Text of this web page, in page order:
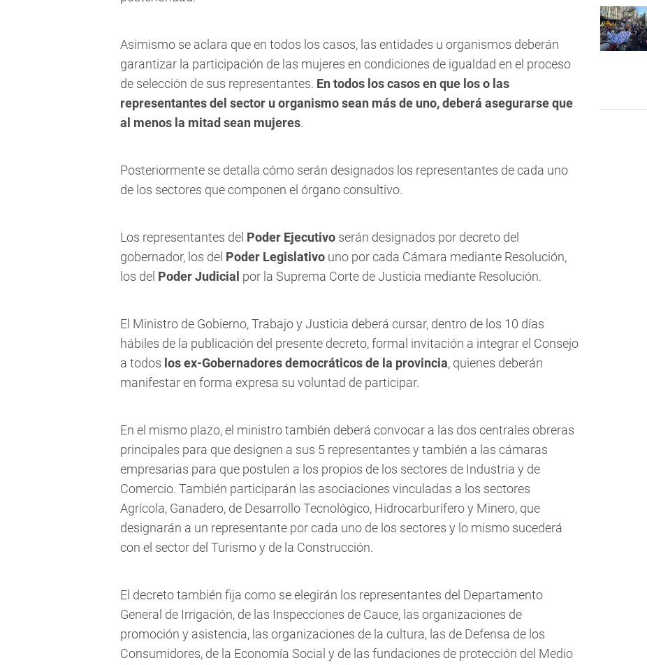
Asimismo se aclara que en todos los casos, las entidades u organismos deberán
garantizar la participación de las mujeres en condiciones de igualdad en el proceso
de selección de sus representantes. En todos los casos en que los o las
representantes del sector u organismo sean más de uno, deberá asegurarse que
al menos la mitad sean mujeres.
Posteriormente se detalla cómo serán designados los representantes de cada uno
de los sectores que componen el órgano consultivo.
Los representantes del Poder Ejecutivo serán designados por decreto del
gobernador, los del Poder Legislativo uno por cada Cámara mediante Resolución,
los del Poder Judicial por la Suprema Corte de Justicia mediante Resolución.
El Ministro de Gobierno, Trabajo y Justicia deberá cursar, dentro de los 10 días
hábiles de la publicación del presente decreto, formal invitación a integrar el Consejo
a todos los ex-Gobernadores democráticos de la provincia, quienes deberán
manifestar en forma expresa su voluntad de participar.
En el mismo plazo, el ministro también deberá convocar a las dos centrales obreras
principales para que designen a sus 5 representantes y también a las cámaras
empresarias para que postulen a los propios de los sectores de Industria y de
Comercio. También participarán las asociaciones vinculadas a los sectores
Agrícola, Ganadero, de Desarrollo Tecnológico, Hidrocarburífero y Minero, que
designarán a un representante por cada uno de los sectores y lo mismo sucederá
con el sector del Turismo y de la Construcción.
El decreto también fija como se elegirán los representantes del Departamento
General de Irrigación, de las Inspecciones de Cauce, las organizaciones de
promoción y asistencia, las organizaciones de la cultura, las de Defensa de los
Consumidores, de la Economía Social y de las fundaciones de protección del Medio